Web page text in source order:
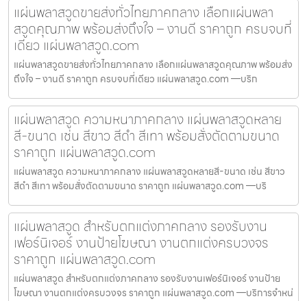
แผ่นพลาสวูดขายส่งทั่วไทยภาคกลาง เลือกแผ่นพลา
สวูดคุณภาพ พร้อมส่งถึงใจ – งานดี ราคาถูก ครบจบที่
เดียว แผ่นพลาสวูด.com
แผ่นพลาสวูดขายส่งทั่วไทยภาคกลาง เลือกแผ่นพลาสวูดคุณภาพ พร้อมส่ง
ถึงใจ – งานดี ราคาถูก ครบจบที่เดียว แผ่นพลาสวูด.com —บริก
แผ่นพลาสวูด ความหนาภาคกลาง แผ่นพลาสวูดหลาย
สี-ขนาด เช่น สีขาว สีดำ สีเทา พร้อมสั่งตัดตามขนาด
ราคาถูก แผ่นพลาสวูด.com
แผ่นพลาสวูด ความหนาภาคกลาง แผ่นพลาสวูดหลายสี-ขนาด เช่น สีขาว
สีดำ สีเทา พร้อมสั่งตัดตามขนาด ราคาถูก แผ่นพลาสวูด.com —บริ
แผ่นพลาสวูด สำหรับตกแต่งภาคกลาง รองรับงาน
เฟอร์นิเจอร์ งานป้ายโฆษณา งานตกแต่งครบวงจร
ราคาถูก แผ่นพลาสวูด.com
แผ่นพลาสวูด สำหรับตกแต่งภาคกลาง รองรับงานเฟอร์นิเจอร์ งานป้าย
โฆษณา งานตกแต่งครบวงจร ราคาถูก แผ่นพลาสวูด.com —บริการจำหน่